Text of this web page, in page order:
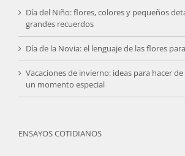
Día del Niño: flores, colores y pequeños
grandes recuerdos
Día de la Novia: el lenguaje de las flores
Vacaciones de invierno: ideas para hacer
un momento especial
ENSAYOS COTIDIANOS